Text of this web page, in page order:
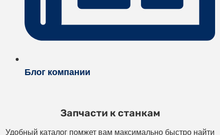
Блог компании
Запчасти к станкам
Удобный каталог помжет вам максимально быстро найти